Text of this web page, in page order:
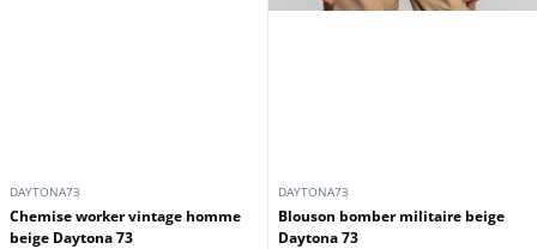
DAYTONA73
Chemise worker vintage homme
beige Daytona 73
DAYTONA73
Blouson bomber militaire beige
Daytona 73